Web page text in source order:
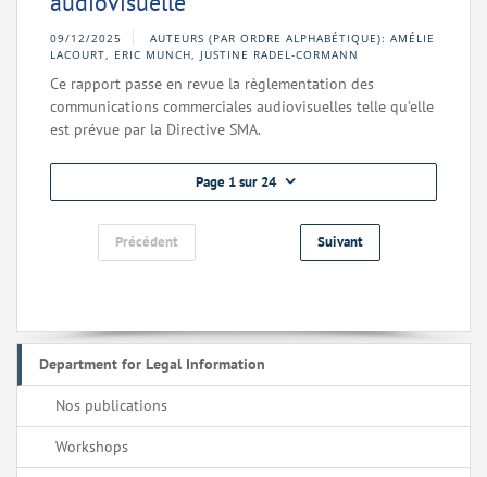
09/12/2025
AUTEURS (PAR ORDRE ALPHABÉTIQUE): AMÉLIE
LACOURT, ERIC MUNCH, JUSTINE RADEL-CORMANN
Ce rapport passe en revue la règlementation des
communications commerciales audiovisuelles telle qu’elle
est prévue par la Directive SMA.
Page 1 sur 24
Précédent Suivant
Department for Legal Information
Nos publications
Workshops